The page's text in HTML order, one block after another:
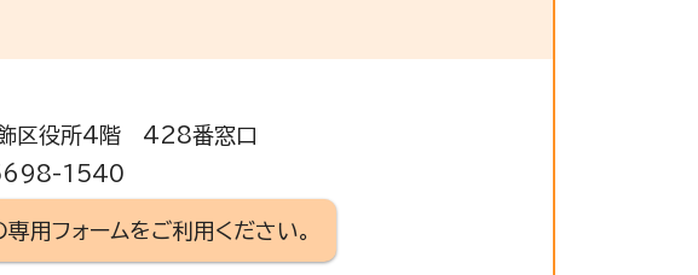
役所4階 428番窓口
1540
用フォームをご利用ください。